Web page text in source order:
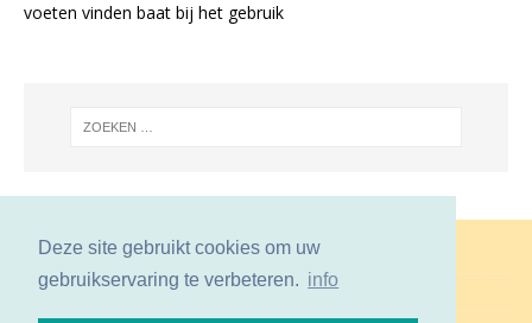
Deze site gebruikt cookies om uw
gebruikservaring te verbeteren. info
voeten vinden baat bij het gebruik
Verwijzingen
Contact